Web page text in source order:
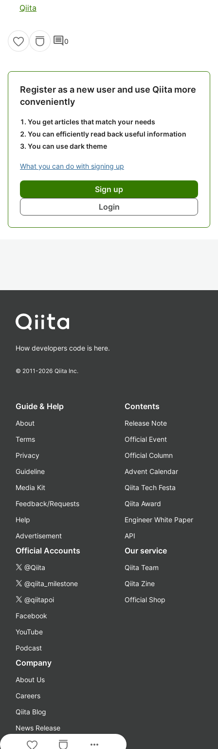
Qiita
comment0
Register as a new user and use Qiita more
conveniently
You get articles that match your needs
You can efficiently read back useful information
You can use dark theme
What you can do with signing up
Sign up
Login
more_horiz
How developers code is here.
© 2011-2026 Qiita Inc.
Guide & Help
About
Terms
Privacy
Guideline
Media Kit
Feedback/Requests
Help
Advertisement
Contents
Release Note
Official Event
Official Column
Advent Calendar
Qiita Tech Festa
Qiita Award
Engineer White Paper
API
Official Accounts
@Qiita
@qiita_milestone
@qiitapoi
Facebook
YouTube
Podcast
Our service
Qiita Team
Qiita Zine
Official Shop
Company
About Us
Careers
Qiita Blog
News Release